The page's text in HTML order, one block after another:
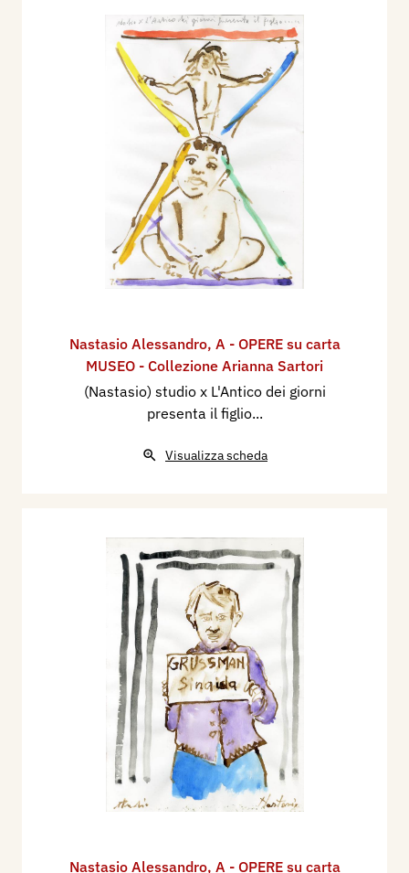
Nastasio Alessandro, A - OPERE su carta
MUSEO - Collezione Arianna Sartori
(Nastasio) studio x L'Antico dei giorni
presenta il figlio...
Visualizza scheda
Nastasio Alessandro, A - OPERE su carta